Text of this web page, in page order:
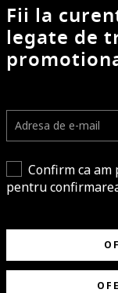
Fii la
legate de
Confirm ca
pentru